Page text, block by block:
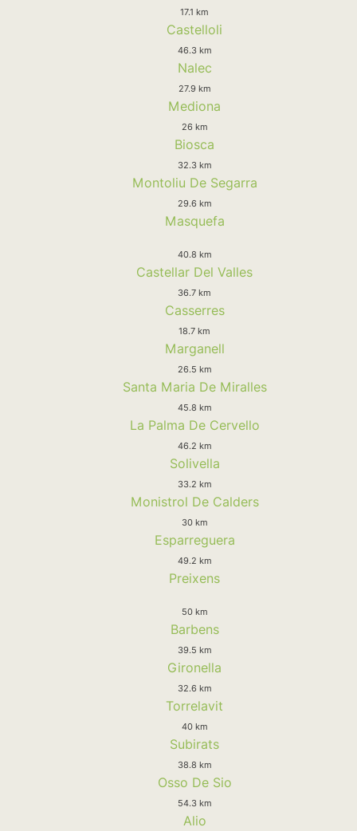
17.1 km
Castelloli
46.3 km
Nalec
27.9 km
Mediona
26 km
Biosca
32.3 km
Montoliu De Segarra
29.6 km
Masquefa
40.8 km
Castellar Del Valles
36.7 km
Casserres
18.7 km
Marganell
26.5 km
Santa Maria De Miralles
45.8 km
La Palma De Cervello
46.2 km
Solivella
33.2 km
Monistrol De Calders
30 km
Esparreguera
49.2 km
Preixens
50 km
Barbens
39.5 km
Gironella
32.6 km
Torrelavit
40 km
Subirats
38.8 km
Osso De Sio
54.3 km
Alio